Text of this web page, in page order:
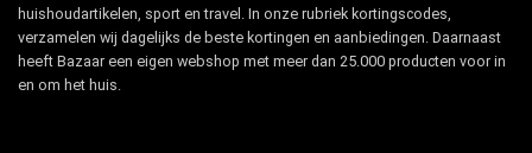
huishoudartikelen, sport en travel. In onze rubriek kortingscodes,
verzamelen wij dagelijks de beste kortingen en aanbiedingen. Daarnaast
heeft Bazaar een eigen webshop met meer dan 25.000 producten voor in
en om het huis.